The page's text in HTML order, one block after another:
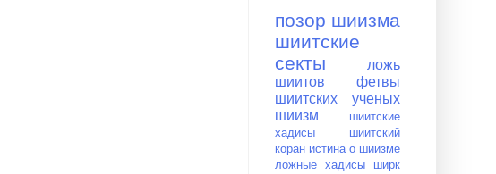
позор шиизма
шиитские
секты
ложь
шиитов
фетвы
шиитских ученых
шиизм
шиитские
хадисы
шиитский
коран истина о шиизме
ложные хадисы
ширк